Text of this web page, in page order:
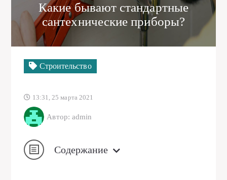
Какие бывают стандартные
сантехнические приборы?
Строительство
13:31, 25 марта 2021
Автор: admin
Содержание